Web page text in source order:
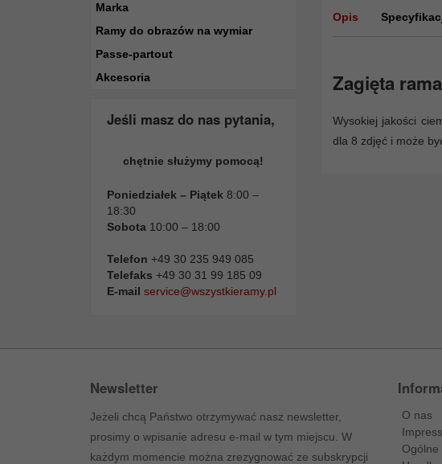
Marka
Ramy do obrazów na wymiar
Passe-partout
Akcesoria
Jeśli masz do nas pytania,
chętnie służymy pomocą!
Poniedziałek – Piątek 8:00 –
18:30
Sobota 10:00 – 18:00
Telefon +49 30 235 949 085
Telefaks +49 30 31 99 185 09
E-mail service@wszystkieramy.pl
Opis
Zagięta
Wysokiej jakości
dla 8 zdjęć i może
Newsletter
Jeżeli chcą Państwo otrzymywać nasz newsletter,
prosimy o wpisanie adresu e-mail w tym miejscu. W
każdym momencie można zrezygnować ze subskrypcji
O nas
Ogólne